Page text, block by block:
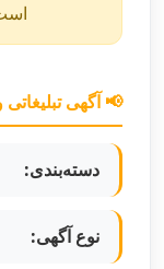
📢 آگهی تبلیغاتی
دسته‌بندی:
نوع آگهی: